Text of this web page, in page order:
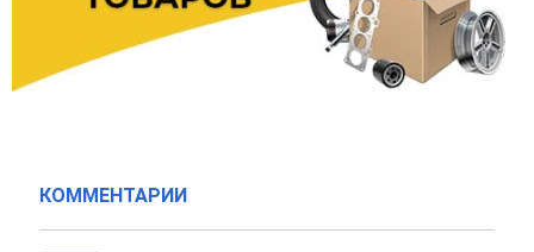
КОММЕНТАРИИ